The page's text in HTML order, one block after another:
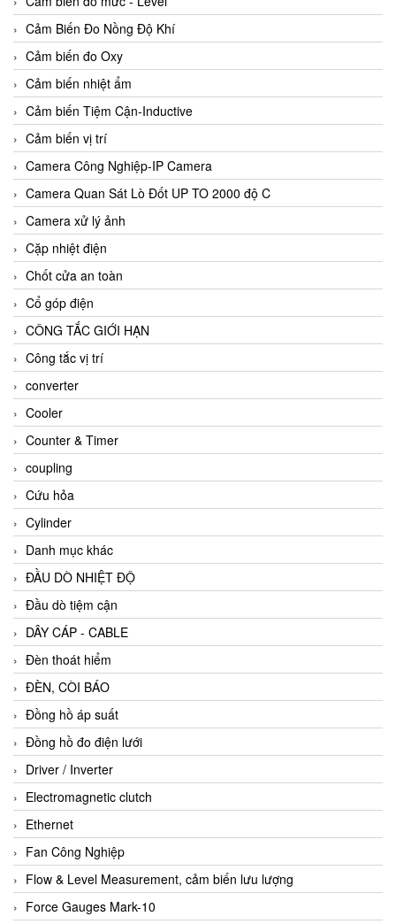
Cảm Biến Đo Nồng Độ Khí
Cảm biến đo Oxy
Cảm biến nhiệt ẩm
Cảm biến Tiệm Cận-Inductive
Cảm biến vị trí
Camera Công Nghiệp-IP Camera
Camera Quan Sát Lò Đốt UP TO 2000 độ C
Camera xử lý ảnh
Cặp nhiệt điện
Chốt cửa an toàn
Cổ góp điện
CÔNG TẮC GIỚI HẠN
Công tắc vị trí
converter
Cooler
Counter & Timer
coupling
Cứu hỏa
Cylinder
Danh mục khác
ĐẦU DÒ NHIỆT ĐỘ
Đầu dò tiệm cận
DÂY CÁP - CABLE
Đèn thoát hiểm
ĐÈN, CÒI BÁO
Đồng hồ áp suất
Đồng hồ đo điện lưới
Driver / Inverter
Electromagnetic clutch
Ethernet
Fan Công Nghiệp
Flow & Level Measurement, cảm biến lưu lượng
Force Gauges Mark-10